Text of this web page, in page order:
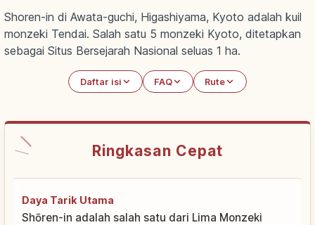
Shoren-in di Awata-guchi, Higashiyama, Kyoto adalah kuil
monzeki Tendai. Salah satu 5 monzeki Kyoto, ditetapkan
sebagai Situs Bersejarah Nasional seluas 1 ha.
Daftar isi FAQ Rute
Ringkasan Cepat
Daya Tarik Utama
Shōren-in adalah salah satu dari Lima Monzeki